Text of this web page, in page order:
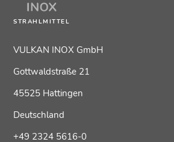
STRAHLMITTEL
VULKAN INOX GmbH
Gottwaldstraße 21
45525 Hattingen
Deutschland
+49 2324 5616-0